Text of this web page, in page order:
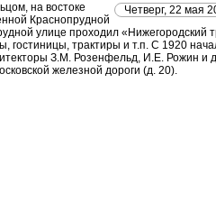
Четверг, 22 мая
на востоке
Краснопрудной
улице проходил «Нижегородский
гостиницы, трактиры и т.п. С 1920
З.М. Розенфельд, И.Е. Рожин и
железной дороги (д. 20).